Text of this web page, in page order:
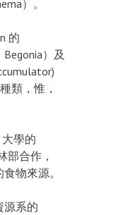
）。
的
）及
類，惟，
學的
部合作，
物來源。
源系的